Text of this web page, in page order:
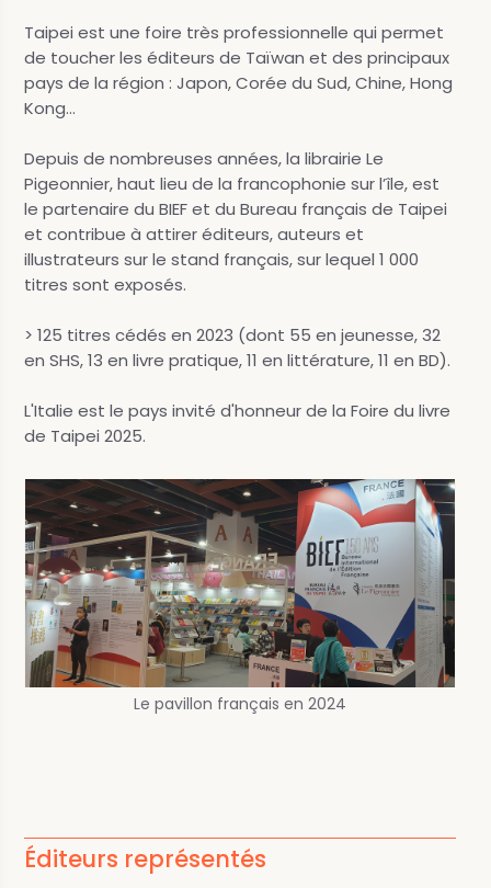
Taipei est une foire très professionnelle qui permet
de toucher les éditeurs de Taïwan et des principaux
pays de la région : Japon, Corée du Sud, Chine, Hong
Kong…
Depuis de nombreuses années, la librairie Le
Pigeonnier, haut lieu de la francophonie sur l’île, est
le partenaire du BIEF et du Bureau français de Taipei
et contribue à attirer éditeurs, auteurs et
illustrateurs sur le stand français, sur lequel 1 000
titres sont exposés.
> 125 titres cédés en 2023 (dont 55 en jeunesse, 32
en SHS, 13 en livre pratique, 11 en littérature, 11 en BD).
L'Italie est le pays invité d'honneur de la Foire du livre
de Taipei 2025.
Le pavillon français en 2024
Éditeurs représentés